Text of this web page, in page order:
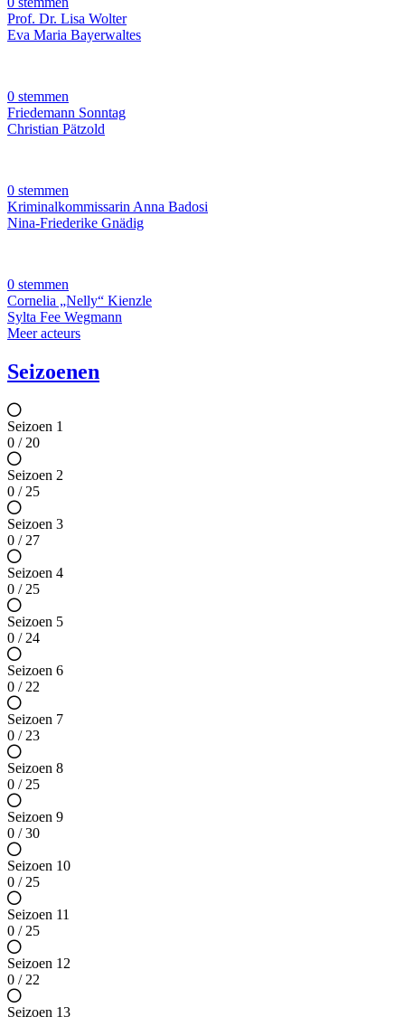
Prof. Dr. Lisa Wolter
Eva Maria Bayerwaltes
0 stemmen
Friedemann Sonntag
Christian Pätzold
0 stemmen
Kriminalkommissarin Anna Badosi
Nina-Friederike Gnädig
0 stemmen
Cornelia „Nelly“ Kienzle
Sylta Fee Wegmann
Meer acteurs
Seizoenen
Seizoen 1
0 / 20
Seizoen 2
0 / 25
Seizoen 3
0 / 27
Seizoen 4
0 / 25
Seizoen 5
0 / 24
Seizoen 6
0 / 22
Seizoen 7
0 / 23
Seizoen 8
0 / 25
Seizoen 9
0 / 30
Seizoen 10
0 / 25
Seizoen 11
0 / 25
Seizoen 12
0 / 22
Seizoen 13